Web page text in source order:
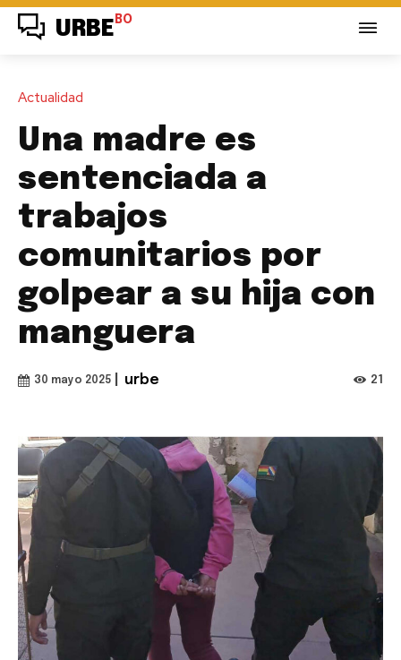
URBE BO
Actualidad
Una madre es
sentenciada a
trabajos
comunitarios por
golpear a su hija con
manguera
30 mayo 2025 urbe 21